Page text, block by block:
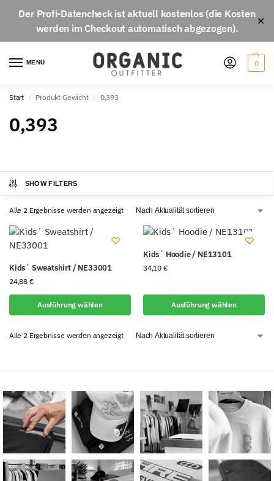
Der Profi-Datencheckist aktuell kostenlos(die Kosten
werden im Checkout automatisch abgezogen).
✕
MENÜ 0
Start / Produkt Gewicht / 0,393
0,393
SHOW FILTERS
Alle 2 Ergebnisse werden angezeigt
Kids´ Sweatshirt / NE33001
24,88 €
Ausführung wählen
Kids´ Hoodie / NE13101
34,10 €
Ausführung wählen
Alle 2 Ergebnisse werden angezeigt